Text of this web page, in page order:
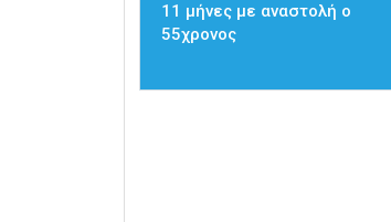
11 μήνες με αναστολή ο
55χρονος